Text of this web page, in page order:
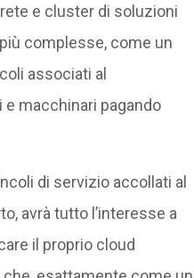
e cluster di soluzioni
complesse, come un
associati al
e macchinari pagando
di servizio accollati al
avrà tutto l’interesse a
il proprio cloud